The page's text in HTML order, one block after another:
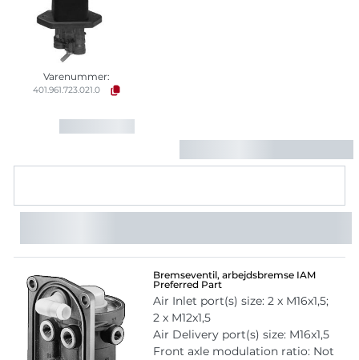
Varenummer:
401.961.723.021.0
Bremseventil, arbejdsbremse IAM
Preferred Part
Air Inlet port(s) size: 2 x M16x1,5;
2 x M12x1,5
Air Delivery port(s) size: M16x1,5
Front axle modulation ratio: Not